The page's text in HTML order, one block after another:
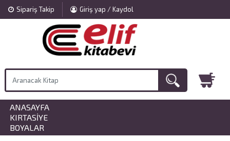
Sipariş Takip Giriş yap / Kaydol
ANASAYFA
KIRTASIYE
BOYALAR